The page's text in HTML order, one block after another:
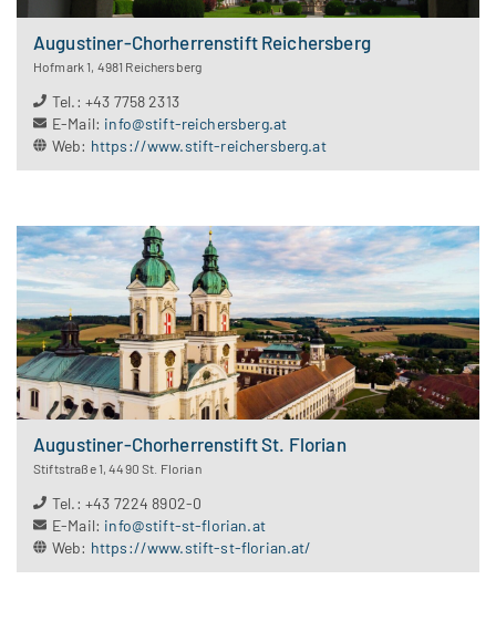
Augustiner-Chorherrenstift Reichersberg
Hofmark 1, 4981 Reichersberg
Tel.: +43 7758 2313
E-Mail: info@stift-reichersberg.at
Web: https://www.stift-reichersberg.at
Augustiner-Chorherrenstift St. Florian
Stiftstraße 1,4490 St. Florian
Tel.: +43 7224 8902-0
E-Mail: info@stift-st-florian.at
Web: https://www.stift-st-florian.at/